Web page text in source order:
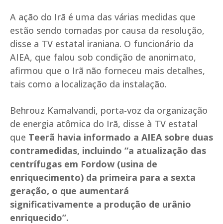
A ação do Irã é uma das várias medidas que
estão sendo tomadas por causa da resolução,
disse a TV estatal iraniana. O funcionário da
AIEA, que falou sob condição de anonimato,
afirmou que o Irã não forneceu mais detalhes,
tais como a localização da instalação.
Behrouz Kamalvandi, porta-voz da organização
de energia atômica do Irã, disse à TV estatal
que Teerã havia informado a AIEA sobre duas
contramedidas, incluindo “a atualização das
centrífugas em Fordow (usina de
enriquecimento) da primeira para a sexta
geração, o que aumentará
significativamente a produção de urânio
enriquecido”.